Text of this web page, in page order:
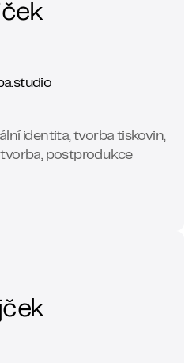
identita, tvorba tiskovin,
postprodukce